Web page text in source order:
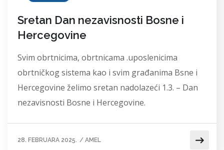
Sretan Dan nezavisnosti Bosne i
Hercegovine
Svim obrtnicima, obrtnicama .uposlenicima
obrtničkog sistema kao i svim građanima Bsne i
Hercegovine želimo sretan nadolazeći 1.3. – Dan
nezavisnosti Bosne i Hercegovine.
28. FEBRUARA 2025. / AMEL